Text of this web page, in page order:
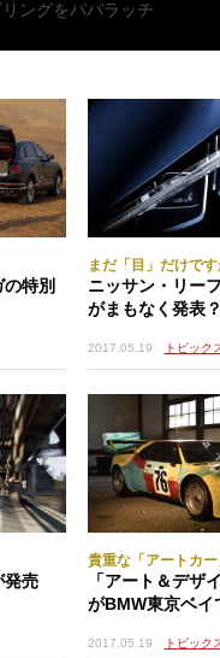
リングをパパラッチ
特別
まだ「目」だけで
ニッサン・リー
がまもなく発表？
2017.05.19 トピック
発売
貴重な「アートカー
「アート＆デザ
がBMW東京ベイ
2017.05.19 トピック